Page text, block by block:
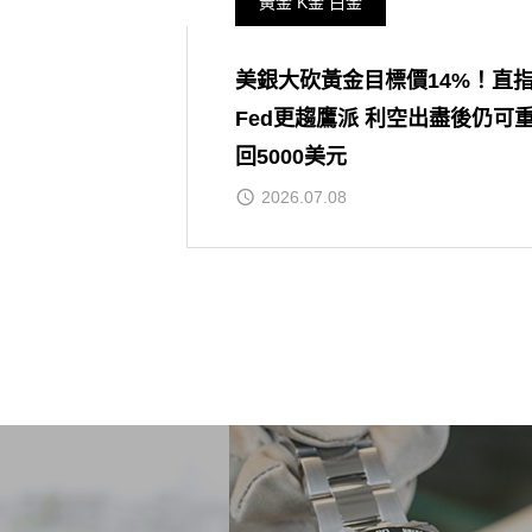
美銀大砍黃金目標價14%！直
Fed更趨鷹派 利空出盡後仍可
回5000美元
2026.07.08